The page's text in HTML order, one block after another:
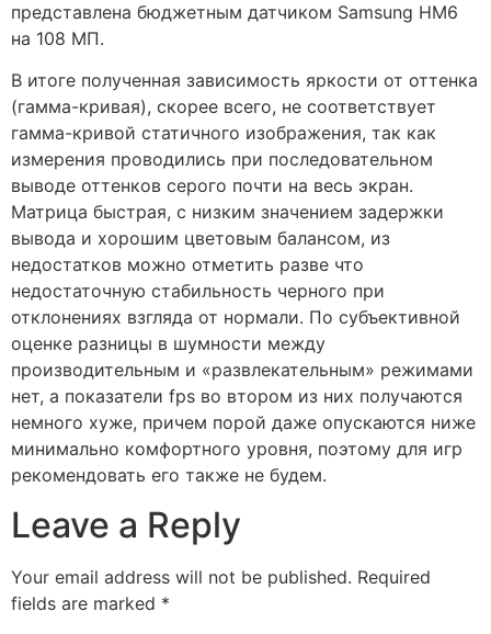
представлена бюджетным датчиком Samsung HM6
на 108 МП.
В итоге полученная зависимость яркости от оттенка
(гамма-кривая), скорее всего, не соответствует
гамма-кривой статичного изображения, так как
измерения проводились при последовательном
выводе оттенков серого почти на весь экран.
Матрица быстрая, с низким значением задержки
вывода и хорошим цветовым балансом, из
недостатков можно отметить разве что
недостаточную стабильность черного при
отклонениях взгляда от нормали. По субъективной
оценке разницы в шумности между
производительным и «развлекательным» режимами
нет, а показатели fps во втором из них получаются
немного хуже, причем порой даже опускаются ниже
минимально комфортного уровня, поэтому для игр
рекомендовать его также не будем.
Leave a Reply
Your email address will not be published. Required
fields are marked *